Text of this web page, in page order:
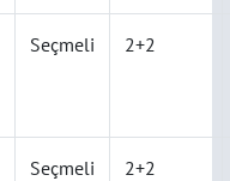
Seçmeli 2+2
Seçmeli 2+2